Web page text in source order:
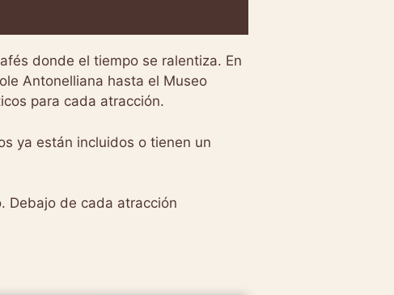
donde el tiempo se ralentiza. En
Antonelliana hasta el Museo
para cada atracción.
ya están incluidos o tienen un
Debajo de cada atracción